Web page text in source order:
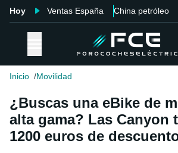
Hoy Ventas España China petróleo
Inicio Movilidad
¿Buscas una eBike de
alta gama? Las Canyon
1200 euros de